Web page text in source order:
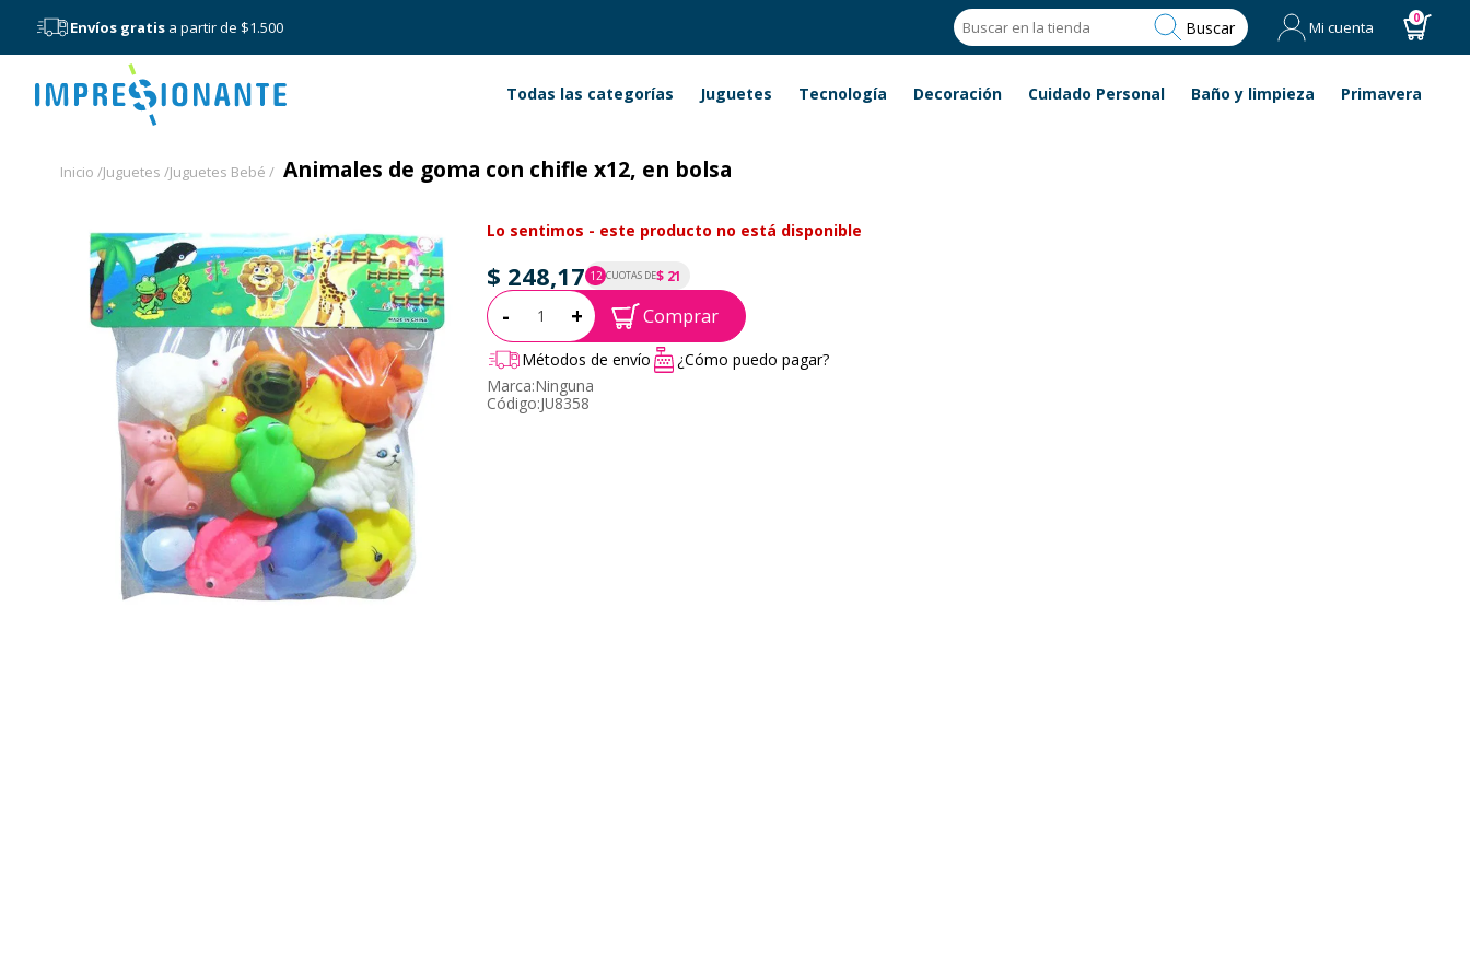
Envíos gratis a partir de $1.500 Buscar Mi cuenta 0
Menú Todas las categorías Juguetes Tecnología Decoración Cuidado Personal Baño y limpieza Primavera
Inicio /Juguetes /Juguetes Bebé / Animales de goma con chifle x12, en bolsa
Lo sentimos - este producto no está disponible
$ 248,17 12 CUOTAS DE$ 21
P.T.F. $ 248
Cantidad:
- + Comprar
Métodos de envío
¿Cómo puedo pagar?
Marca:Ninguna
Código:JU8358